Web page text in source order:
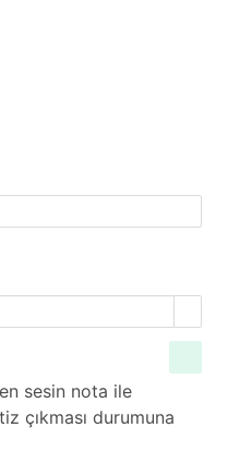
sesin nota ile
çıkması durumuna